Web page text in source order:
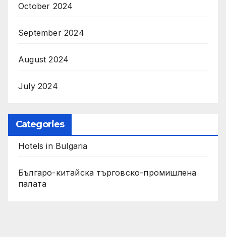
October 2024
September 2024
August 2024
July 2024
Categories
Hotels in Bulgaria
Българо-китайска търговско-промишлена
палата